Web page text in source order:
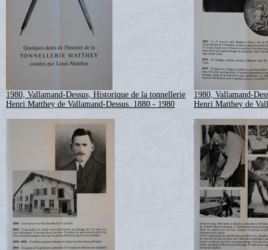
1980, Vallamand-Dessus, Historique de la tonnellerie
Henri Matthey de Vallamand-Dessus. 1880 - 1980
1980, Vallamand-
Henri Matthey de